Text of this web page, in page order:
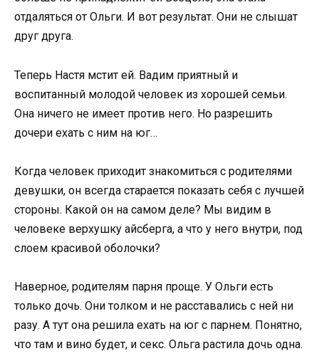
отдаляться от Ольги. И вот результат. Они не слышат
друг друга.
Теперь Настя мстит ей. Вадим приятный и
воспитанный молодой человек из хорошей семьи.
Она ничего не имеет против него. Но разрешить
дочери ехать с ним на юг…
Когда человек приходит знакомиться с родителями
девушки, он всегда старается показать себя с лучшей
стороны. Какой он на самом деле? Мы видим в
человеке верхушку айсберга, а что у него внутри, под
слоем красивой оболочки?
Наверное, родителям парня проще. У Ольги есть
только дочь. Они толком и не расставались с ней ни
разу. А тут она решила ехать на юг с парнем. Понятно,
что там и вино будет, и секс. Ольга растила дочь одна.